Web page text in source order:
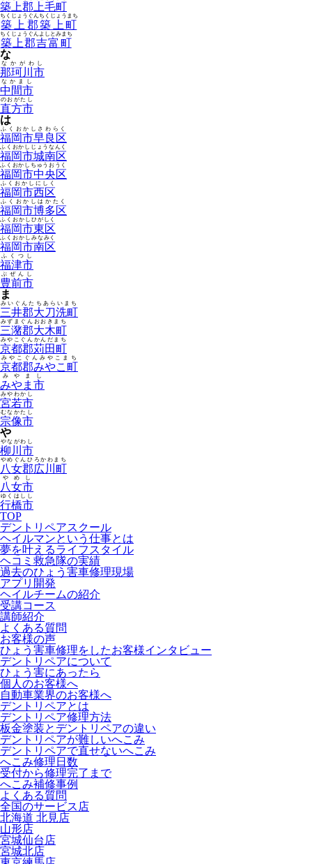
築上郡上毛町
築上郡築上町
ちくじょうぐんちくじょうまち
築上郡吉富町
ちくじょうぐんよしとみまち
な
那珂川市
なかがわし
中間市
なかまし
直方市
のおがたし
は
福岡市早良区
ふくおかしさわらく
福岡市城南区
ふくおかしじょうなんく
福岡市中央区
ふくおかしちゅうおうく
福岡市西区
ふくおかしにしく
福岡市博多区
ふくおかしはかたく
福岡市東区
ふくおかしひがしく
福岡市南区
ふくおかしみなみく
福津市
ふくつし
豊前市
ぶぜんし
ま
三井郡大刀洗町
みいぐんたちあらいまち
三潴郡大木町
みずまぐんおおきまち
京都郡苅田町
みやこぐんかんだまち
京都郡みやこ町
みやこぐんみやこまち
みやま市
みやまし
宮若市
みやわかし
宗像市
むなかたし
や
柳川市
やながわし
八女郡広川町
やめぐんひろかわまち
八女市
やめし
行橋市
ゆくはしし
TOP
デントリペアスクール
ヘイルマンという仕事とは
夢を叶えるライフスタイル
ヘコミ救急隊の実績
過去のひょう害車修理現場
アプリ開発
ヘイルチームの紹介
受講コース
講師紹介
よくある質問
お客様の声
ひょう害車修理をしたお客様インタビュー
デントリペアについて
ひょう害にあったら
個人のお客様へ
自動車業界のお客様へ
デントリペアとは
デントリペア修理方法
板金塗装とデントリペアの違い
デントリペアが難しいへこみ
デントリペアで直せないへこみ
へこみ修理日数
受付から修理完了まで
へこみ補修事例
よくある質問
全国のサービス店
北海道 北見店
山形店
宮城仙台店
宮城北店